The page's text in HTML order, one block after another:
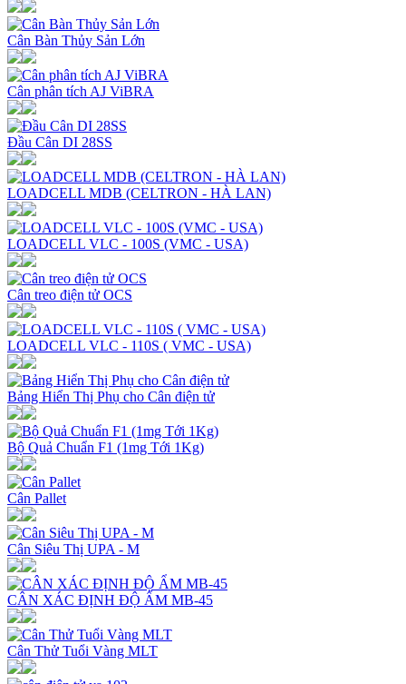
Cân Bàn Thủy Sản Lớn
Cân phân tích AJ ViBRA
Đầu Cân DI 28SS
LOADCELL MDB (CELTRON - HÀ LAN)
LOADCELL VLC - 100S (VMC - USA)
Cân treo điện tử OCS
LOADCELL VLC - 110S ( VMC - USA)
Bảng Hiển Thị Phụ cho Cân điện tử
Bộ Quả Chuẩn F1 (1mg Tới 1Kg)
Cân Pallet
Cân Siêu Thị UPA - M
CÂN XÁC ĐỊNH ĐỘ ẨM MB-45
Cân Thử Tuổi Vàng MLT